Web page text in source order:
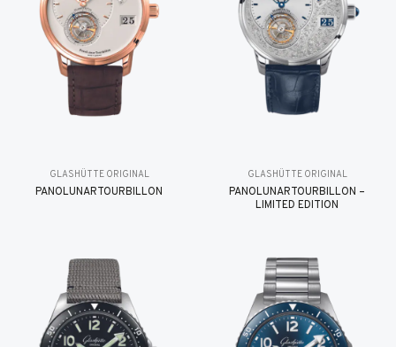
GLASHÜTTE ORIGINAL
PANOLUNARTOURBILLON
GLASHÜTTE ORIGINAL
PANOLUNARTOURBILLON –
LIMITED EDITION